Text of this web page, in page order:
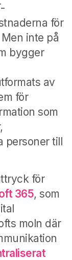
för
inte på
bygger
av
för
som
personer till
för
365, som
moln där